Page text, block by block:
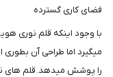
فضای کاری گسترده
میگیرد اما طراحی آن
را پوشش میدهد. قلم های